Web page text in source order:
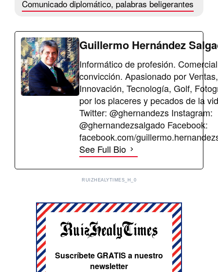
Comunicado diplomático, palabras beligerantes
Guillermo Hernández
Informático de profesión.
convicción. Apasionado por Ventas,
Innovación, Tecnología, Golf,
por los placeres y pecados de la
Twitter: @ghernandezs Instagram:
@ghernandezsalgado Facebook:
facebook.com/
See Full Bio
RUIZHEALYTIMES_H_0
Suscríbete GRATIS a nuestro
newsletter